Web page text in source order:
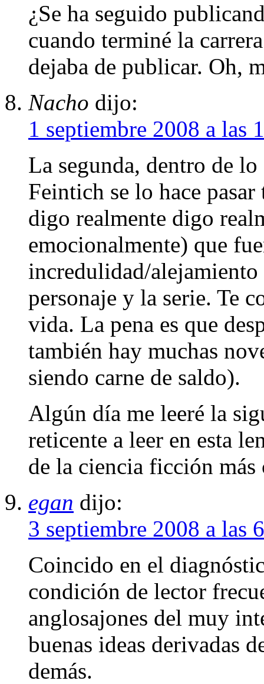
¿Se ha seguido
cuando terminé la
dejaba de publicar. Oh,
Nacho dijo:
1 septiembre 2008 a las
La segunda, dentro de
Feintich se lo hace
digo realmente digo
emocionalmente) que
incredulidad/alejamiento
personaje y la serie. Te
vida. La pena es que
también hay muchas
siendo carne de saldo).
Algún día me leeré la
reticente a leer en esta
de la ciencia ficción más
egan dijo:
3 septiembre 2008 a las
Coincido en el
condición de lector
anglosajones del muy
buenas ideas derivadas
demás.